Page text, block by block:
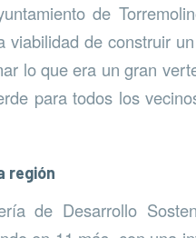
de
de construir
lo que era un gran
para todos los
región
de Desarrollo